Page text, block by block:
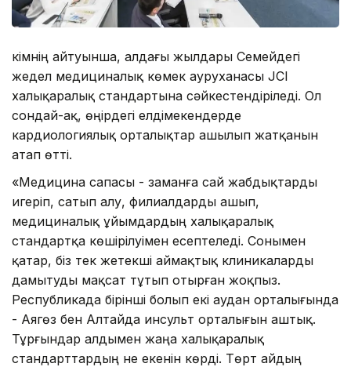
Әкімнің айтуынша, алдағы жылдары Семейдегі
жедел медициналық көмек ауруханасы JCI
халықаралық стандартына сәйкестендіріледі. Ол
сондай-ақ, өңірдегі елдімекендерде
кардиологиялық орталықтар ашылып жатқанын
атап өтті.
«Медицина сапасы - заманға сай жабдықтарды
игеріп, сатып алу, филиалдарды ашып,
медициналық ұйымдардың халықаралық
стандартқа көшірілуімен есептеледі. Сонымен
қатар, біз тек жетекші аймақтық клиникаларды
дамытуды мақсат тұтып отырған жоқпыз.
Республикада бірінші болып екі аудан орталығында
- Аягөз бен Алтайда инсульт орталығын аштық.
Тұрғындар алдымен жаңа халықаралық
стандарттардың не екенін көрді. Төрт айдың